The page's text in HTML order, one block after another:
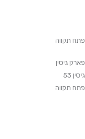
פתח תקווה
פארק גיסין
גיסין 53
פתח תקווה